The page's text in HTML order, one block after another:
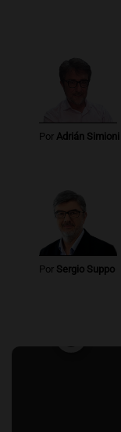
Por Adrián Simioni
Por Sergio Suppo